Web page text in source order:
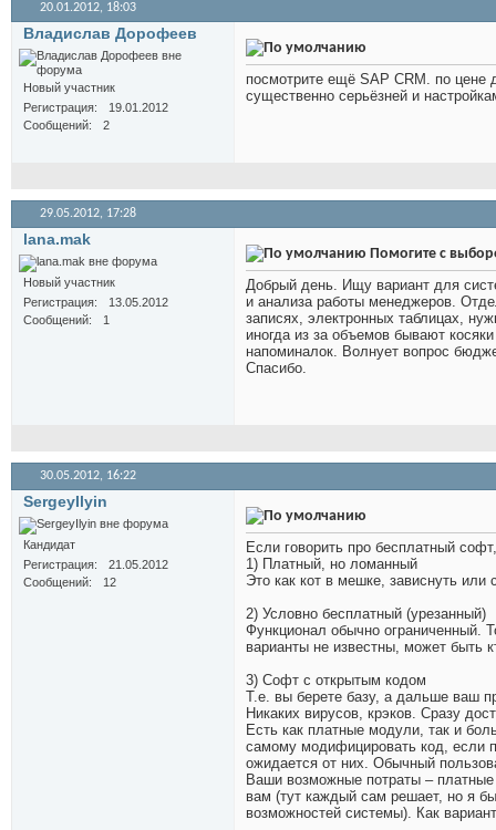
20.01.2012, 18:03
Владислав Дорофеев
Новый участник
Регистрация
19.01.2012
Сообщений
2
посмотрите ещё SAP CRM. по цене
существенно серьёзней и
29.05.2012, 17:28
lana.mak
Новый участник
Регистрация
13.05.2012
Сообщений
1
Помогите с
Добрый день. Ищу вариант для
и анализа работы менеджеров.
записях, электронных таблицах,
иногда из за объемов бывают
напоминалок. Волнует вопрос
Спасибо.
30.05.2012, 16:22
SergeyIlyin
Кандидат
Регистрация
21.05.2012
Сообщений
12
Если говорить про бесплатный
1) Платный, но ломанный
Это как кот в мешке, зависнуть
2) Условно бесплатный (урезанный)
Функционал обычно ограниченный.
варианты не известны, может быть
3) Софт с открытым кодом
Т.е. вы берете базу, а дальше ваш
Никаких вирусов, крэков. Сразу
Есть как платные модули, так и
самому модифицировать код, если
ожидается от них. Обычный
Ваши возможные потраты –
вам (тут каждый сам решает, но я
возможностей системы). Как